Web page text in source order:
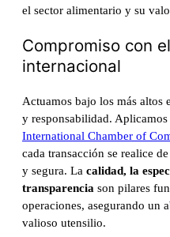
el sector alimentario y su
Compromiso con
internacional
Actuamos bajo los más altos
y responsabilidad.
International Chamber of
cada transacción se realice
y segura. La calidad, la
transparencia son pilares
operaciones, asegurando un
valioso utensilio.